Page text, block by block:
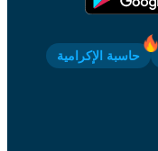
حاسبة الإكرامية